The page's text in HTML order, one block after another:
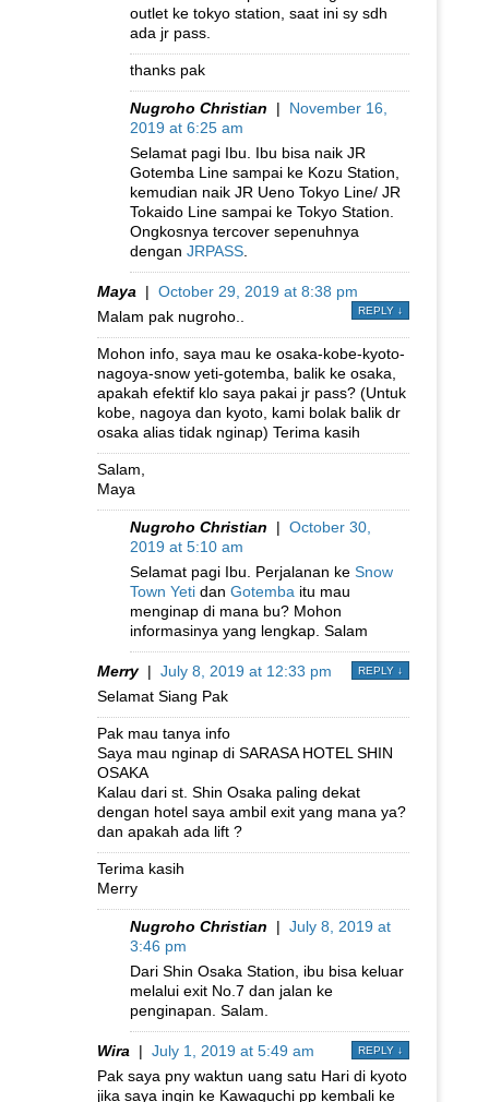
outlet ke tokyo station, saat ini sy sdh
ada jr pass.
thanks pak
Nugroho Christian | November 16,
2019 at 6:25 am
Selamat pagi Ibu. Ibu bisa naik JR
Gotemba Line sampai ke Kozu Station,
kemudian naik JR Ueno Tokyo Line/ JR
Tokaido Line sampai ke Tokyo Station.
Ongkosnya tercover sepenuhnya
dengan JRPASS
Maya | October 29, 2019 at 8:38 pm
REPLY ↓
Malam pak nugroho..
Mohon info, saya mau ke osaka-kobe-kyoto-
nagoya-snow yeti-gotemba, balik ke osaka,
apakah efektif klo saya pakai jr pass? (Untuk
kobe, nagoya dan kyoto, kami bolak balik dr
osaka alias tidak nginap) Terima kasih
Salam,
Maya
Nugroho Christian | October 30,
2019 at 5:10 am
Selamat pagi Ibu. Perjalanan ke Snow
Town Yeti dan Gotemba itu mau
menginap di mana bu? Mohon
informasinya yang lengkap. Salam
Merry| July 8, 2019 at 12:33 pm REPLY ↓
Selamat Siang Pak
Pak mau tanya info
Saya mau nginap di SARASA HOTEL SHIN
OSAKA
Kalau dari st. Shin Osaka paling dekat
dengan hotel saya ambil exit yang mana ya?
dan apakah ada lift ?
Terima kasih
Merry
Nugroho Christian | July 8, 2019 at
3:46 pm
Dari Shin Osaka Station, ibu bisa keluar
melalui exit No.7 dan jalan ke
penginapan. Salam.
Wira | July 1, 2019 at 5:49 am REPLY ↓
Pak saya pny waktun uang satu Hari di kyoto
jika saya ingin ke Kawaguchi pp kembali ke